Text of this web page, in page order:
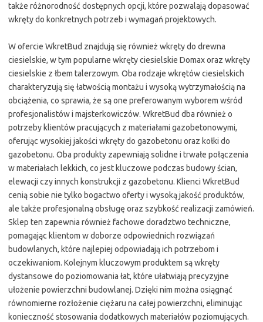
także różnorodność dostępnych opcji, które pozwalają dopasować
wkręty do konkretnych potrzeb i wymagań projektowych.
W ofercie WkretBud znajdują się również wkręty do drewna
ciesielskie, w tym popularne wkręty ciesielskie Domax oraz wkręty
ciesielskie z łbem talerzowym. Oba rodzaje wkrętów ciesielskich
charakteryzują się łatwością montażu i wysoką wytrzymałością na
obciążenia, co sprawia, że są one preferowanym wyborem wśród
profesjonalistów i majsterkowiczów. WkretBud dba również o
potrzeby klientów pracujących z materiałami gazobetonowymi,
oferując wysokiej jakości wkręty do gazobetonu oraz kołki do
gazobetonu. Oba produkty zapewniają solidne i trwałe połączenia
w materiałach lekkich, co jest kluczowe podczas budowy ścian,
elewacji czy innych konstrukcji z gazobetonu. Klienci WkretBud
cenią sobie nie tylko bogactwo oferty i wysoką jakość produktów,
ale także profesjonalną obsługę oraz szybkość realizacji zamówień.
Sklep ten zapewnia również fachowe doradztwo techniczne,
pomagając klientom w doborze odpowiednich rozwiązań
budowlanych, które najlepiej odpowiadają ich potrzebom i
oczekiwaniom. Kolejnym kluczowym produktem są wkręty
dystansowe do poziomowania łat, które ułatwiają precyzyjne
ułożenie powierzchni budowlanej. Dzięki nim można osiągnąć
równomierne rozłożenie ciężaru na całej powierzchni, eliminując
konieczność stosowania dodatkowych materiałów poziomujących.